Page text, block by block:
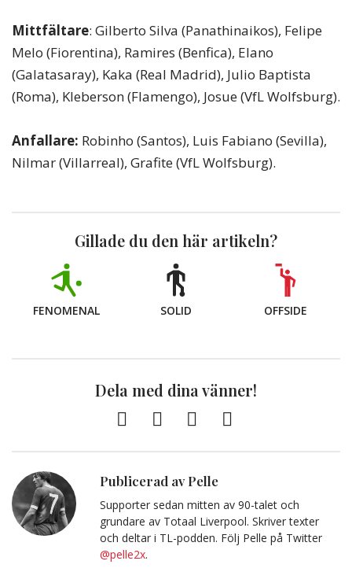
Mittfältare: Gilberto Silva (Panathinaikos), Felipe
Melo (Fiorentina), Ramires (Benfica), Elano
(Galatasaray), Kaka (Real Madrid), Julio Baptista
(Roma), Kleberson (Flamengo), Josue (VfL Wolfsburg).
Anfallare: Robinho (Santos), Luis Fabiano (Sevilla),
Nilmar (Villarreal), Grafite (VfL Wolfsburg).
Gillade du den här artikeln?
FENOMENAL SOLID OFFSIDE
Dela med dina vänner!
FacebookTwitter
Kopiera
till
Publicerad av Pelle
Supporter sedan mitten av 90-talet och
grundare av Totaal Liverpool. Skriver texter
och deltar i TL-podden. Följ Pelle på Twitter
@pelle2x.